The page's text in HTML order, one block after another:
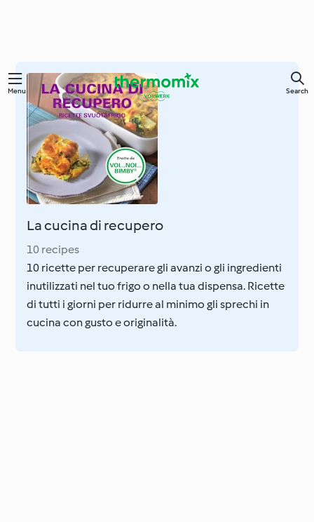
Skip
content
Menu Search
La cucina di recupero
10 recipes
10 ricette per recuperare gli avanzi o gli ingredienti
inutilizzati nel tuo frigo o nella tua dispensa. Ricette
di tutti i giorni per ridurre al minimo gli sprechi in
cucina con gusto e originalità.